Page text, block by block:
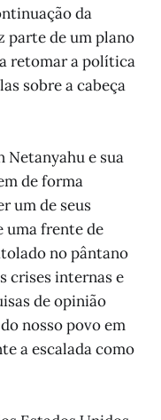
da
parte de um plano
retomar a política
sobre a cabeça
Netanyahu e sua
de forma
um de seus
uma frente de
no pântano
crises internas e
de opinião
nosso povo em
a escalada como